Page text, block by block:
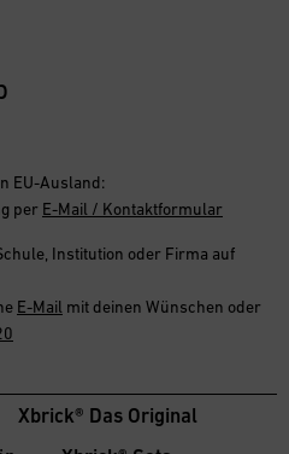
EU-Ausland:
per E-Mail / Kontaktformular
Institution oder Firma auf
E-Mail mit deinen Wünschen oder
Xbrick® Das Original